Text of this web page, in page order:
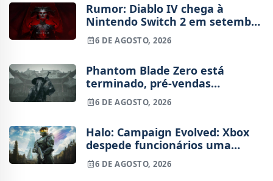
Rumor: Diablo IV chega à
Nintendo Switch 2 em setembro
e vai custar o preço de um jogo
novo
6 DE AGOSTO, 2026
Phantom Blade Zero está
terminado, pré-vendas
começam na próxima semana
6 DE AGOSTO, 2026
Halo: Campaign Evolved: Xbox
despede funcionários uma
semana após o lançamento
6 DE AGOSTO, 2026